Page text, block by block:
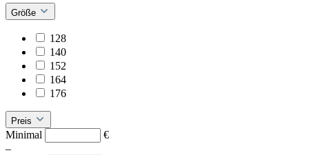
Größe
128
140
152
164
176
Preis
Minimal
€
–